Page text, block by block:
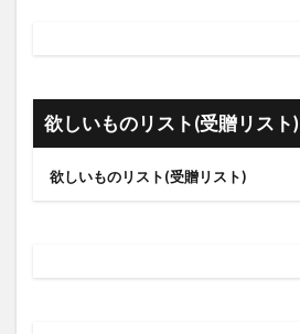
欲しいものリスト(受贈リスト)
欲しいものリスト(受贈リスト)